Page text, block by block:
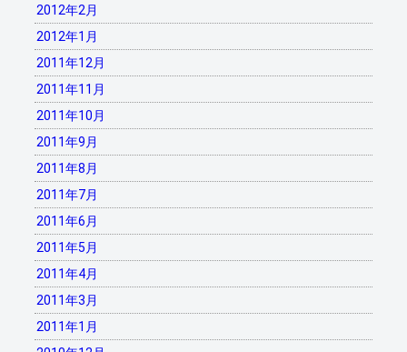
2012年2月
2012年1月
2011年12月
2011年11月
2011年10月
2011年9月
2011年8月
2011年7月
2011年6月
2011年5月
2011年4月
2011年3月
2011年1月